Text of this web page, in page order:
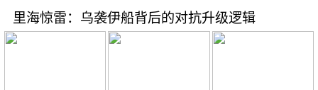
里海惊雷：乌袭伊船背后的对抗升级逻辑